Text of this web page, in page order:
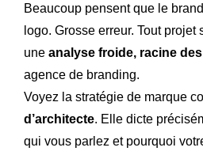
Beaucoup pensent que le
logo. Grosse erreur. Tout
une analyse froide, racine
agence de branding.
Voyez la stratégie de marque
d’architecte. Elle dicte
qui vous parlez et pourquoi